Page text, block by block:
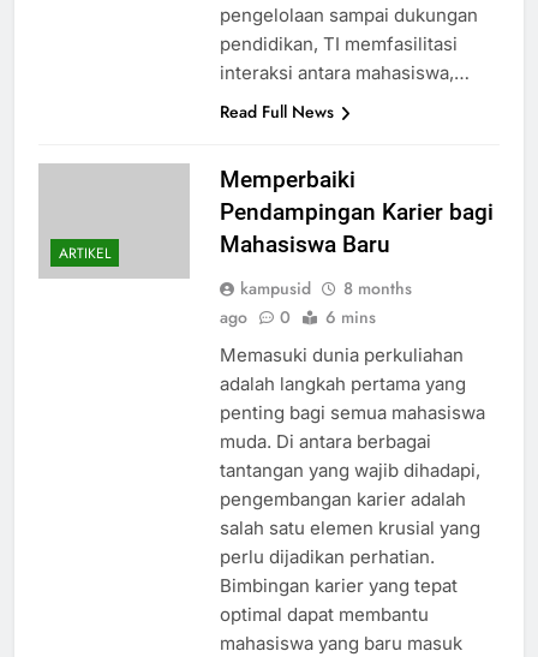
pengelolaan sampai dukungan
pendidikan, TI memfasilitasi
interaksi antara mahasiswa,…
Read Full News
ARTIKEL
Memperbaiki
Pendampingan Karier bagi
Mahasiswa Baru
kampusid
8 months
ago
0 6 mins
Memasuki dunia perkuliahan
adalah langkah pertama yang
penting bagi semua mahasiswa
muda. Di antara berbagai
tantangan yang wajib dihadapi,
pengembangan karier adalah
salah satu elemen krusial yang
perlu dijadikan perhatian.
Bimbingan karier yang tepat
optimal dapat membantu
mahasiswa yang baru masuk